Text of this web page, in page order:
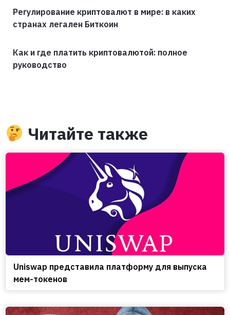
Регулирование криптовалют в мире: в каких
странах легален Биткоин
Как и где платить криптовалютой: полное
руководство
Читайте также
Uniswap представила платформу для выпуска
мем-токенов